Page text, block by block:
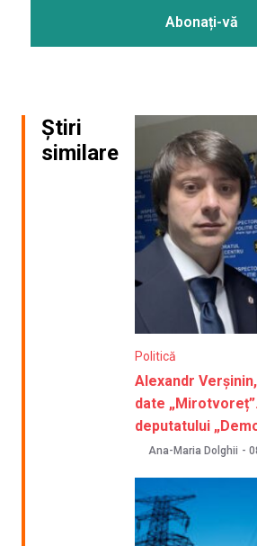
Știri
similare
Politică
Alexandr
date
deputatului
Ana-Maria Dolghii -